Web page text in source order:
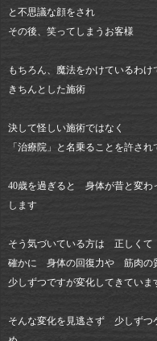
と不思議な顔をされ
その後、笑ってしまうお客様
もちろん、魔法をかけているわけ
きちんとした施術
決して怪しい施術ではなく
「治療院」と名乗ることを許さ
40歳を過ぎると 身体が昔と変わ
します
そう気づいている方は 正しくて
確かに 身体の回復力や 筋肉の
少しずつですが変化してきていま
そんな変化を見逃さず 少しず